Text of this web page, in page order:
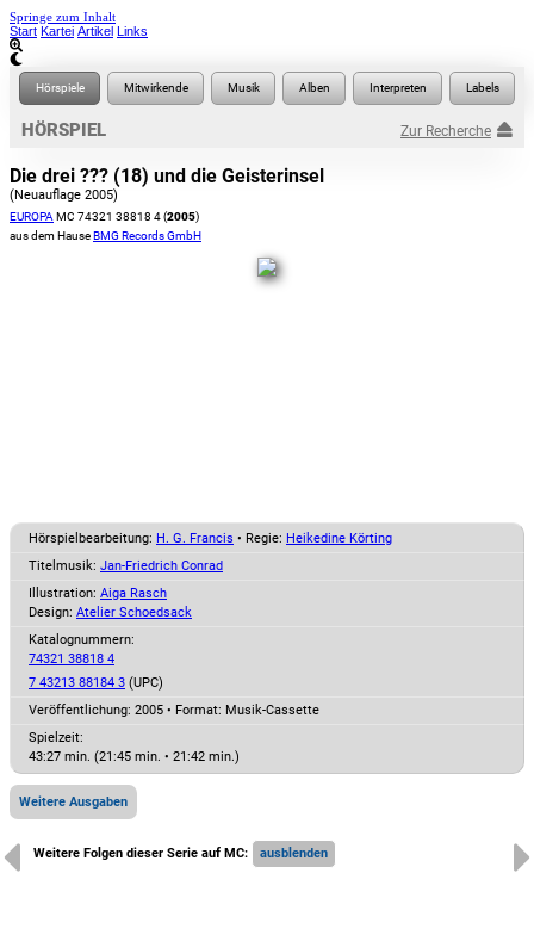
Springe zum Inhalt
Start Kartei Artikel Links
HÖRSPIEL Zur Recherche
Die drei ??? (18) und die Geisterinsel
(Neuauflage 2005)
EUROPA MC 74321 38818 4 (2005)
aus dem Hause BMG Records GmbH
Hörspielbearbeitung: H. G. Francis • Regie: Heikedine Körting
Titelmusik: Jan-Friedrich Conrad
Illustration: Aiga Rasch
Design: Atelier Schoedsack
Katalognummern:
74321 38818 4
7 43213 88184 3 (UPC)
Veröffentlichung: 2005 • Format: Musik-Cassette
Spielzeit:
43:27 min. (21:45 min. • 21:42 min.)
Weitere Ausgaben
Weitere Folgen dieser Serie auf MC: